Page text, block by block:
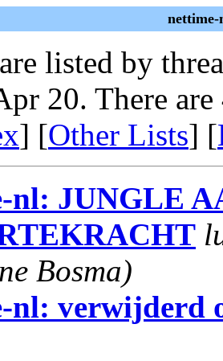
nettime-
listed by
20. There are
] [Other Lists] [
nl: JUNGLE
Bosma)
nl: verwijderd